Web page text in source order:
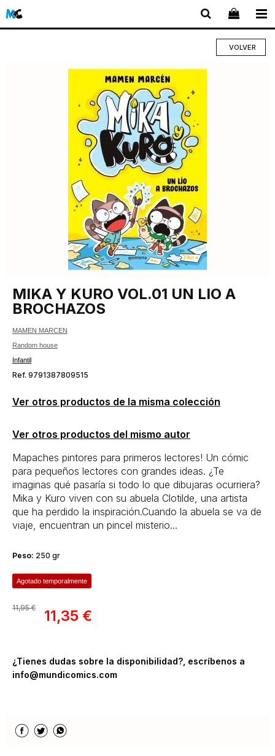
VOLVER
MIKA Y KURO VOL.01 UN LIO A
BROCHAZOS
MAMEN MARCEN
Random house
Infantil
Ref. 9791387809515
Ver otros productos de la misma colección
Ver otros productos del mismo autor
Mapaches pintores para primeros lectores! Un cómic
para pequeños lectores con grandes ideas. ¿Te
imaginas qué pasaría si todo lo que dibujaras ocurriera?
Mika y Kuro viven con su abuela Clotilde, una artista
que ha perdido la inspiración.Cuando la abuela se va de
viaje, encuentran un pincel misterio...
Peso: 250 gr
Agotado temporalmente
11,95 € 11,35 €
¿Tienes dudas sobre la disponibilidad?, escríbenos a
info@mundicomics.com